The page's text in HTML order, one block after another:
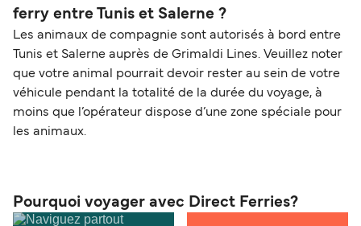
ferry entre Tunis et Salerne ?
Les animaux de compagnie sont autorisés à bord entre
Tunis et Salerne auprès de Grimaldi Lines. Veuillez noter
que votre animal pourrait devoir rester au sein de votre
véhicule pendant la totalité de la durée du voyage, à
moins que l’opérateur dispose d’une zone spéciale pour
les animaux.
Pourquoi voyager avec Direct Ferries?